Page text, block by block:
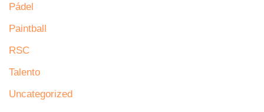
Pádel
Paintball
RSC
Talento
Uncategorized